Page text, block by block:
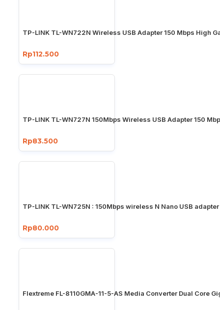
TP-LINK TL-WN722N Wireless USB Adapter 150 Mbps High
Rp112.500
TP-LINK TL-WN727N 150Mbps Wireless USB Adapter 150
Rp83.500
TP-LINK TL-WN725N : 150Mbps wireless N Nano USB adapter
Rp80.000
Flextreme FL-8110GMA-11-5-AS Media Converter Dual Core